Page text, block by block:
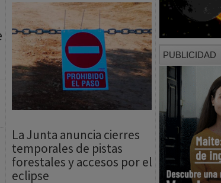
La Junta anuncia cierres
temporales de pistas
eclipse
06/08/2026Oscar Gil
La Junta de Comunidades de Castilla‑La
PUBLICIDAD